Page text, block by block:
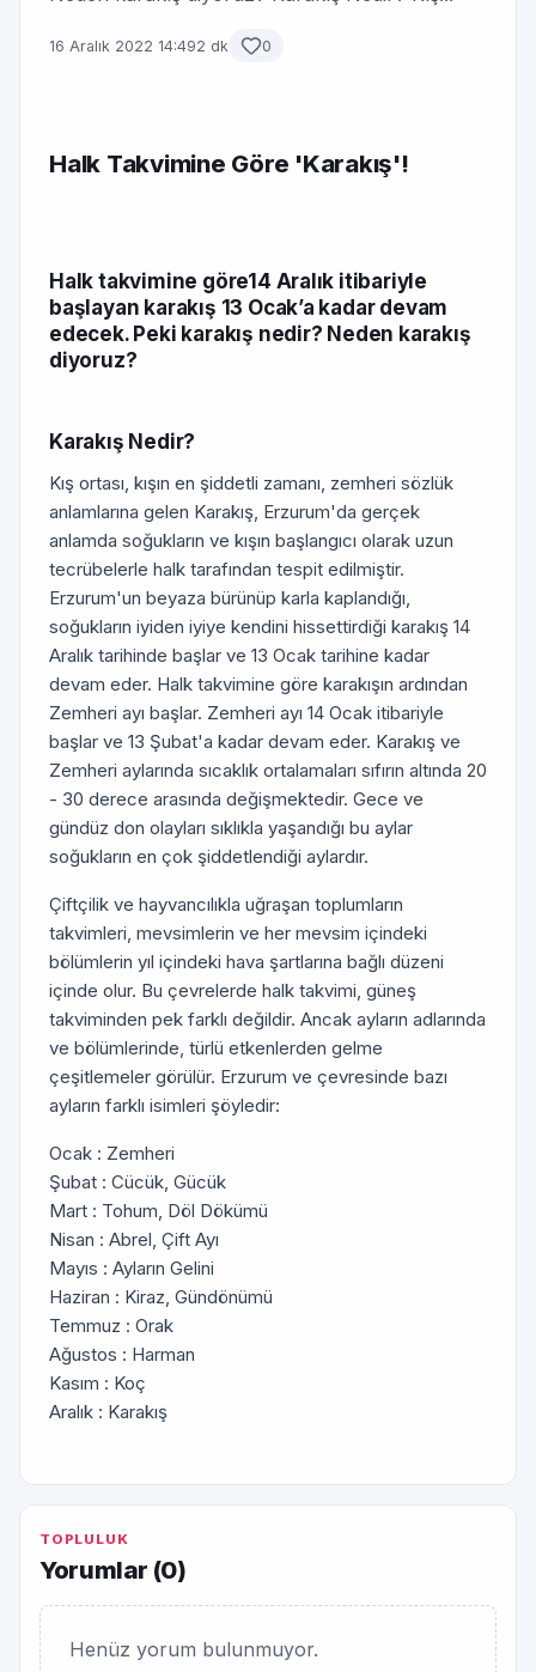
16 Aralık 2022 14:492 dk 0
Halk Takvimine Göre 'Karakış'!
Halk takvimine göre14 Aralık itibariyle
başlayan karakış 13 Ocak’a kadar devam
edecek. Peki karakış nedir? Neden karakış
diyoruz?
Karakış Nedir?
Kış ortası, kışın en şiddetli zamanı, zemheri sözlük
anlamlarına gelen Karakış, Erzurum'da gerçek
anlamda soğukların ve kışın başlangıcı olarak uzun
tecrübelerle halk tarafından tespit edilmiştir.
Erzurum'un beyaza bürünüp karla kaplandığı,
soğukların iyiden iyiye kendini hissettirdiği karakış 14
Aralık tarihinde başlar ve 13 Ocak tarihine kadar
devam eder. Halk takvimine göre karakışın ardından
Zemheri ayı başlar. Zemheri ayı 14 Ocak itibariyle
başlar ve 13 Şubat'a kadar devam eder. Karakış ve
Zemheri aylarında sıcaklık ortalamaları sıfırın altında 20
- 30 derece arasında değişmektedir. Gece ve
gündüz don olayları sıklıkla yaşandığı bu aylar
soğukların en çok şiddetlendiği aylardır.
Çiftçilik ve hayvancılıkla uğraşan toplumların
takvimleri, mevsimlerin ve her mevsim içindeki
bölümlerin yıl içindeki hava şartlarına bağlı düzeni
içinde olur. Bu çevrelerde halk takvimi, güneş
takviminden pek farklı değildir. Ancak ayların adlarında
ve bölümlerinde, türlü etkenlerden gelme
çeşitlemeler görülür. Erzurum ve çevresinde bazı
ayların farklı isimleri şöyledir:
Ocak : Zemheri
Şubat : Cücük, Gücük
Mart : Tohum, Döl Dökümü
Nisan : Abrel, Çift Ayı
Mayıs : Ayların Gelini
Haziran : Kiraz, Gündönümü
Temmuz : Orak
Ağustos : Harman
Kasım : Koç
Aralık : Karakış
TOPLULUK
Yorumlar (0)
Henüz yorum bulunmuyor.